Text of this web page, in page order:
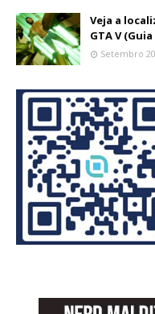
Veja a
GTA V
Setembro